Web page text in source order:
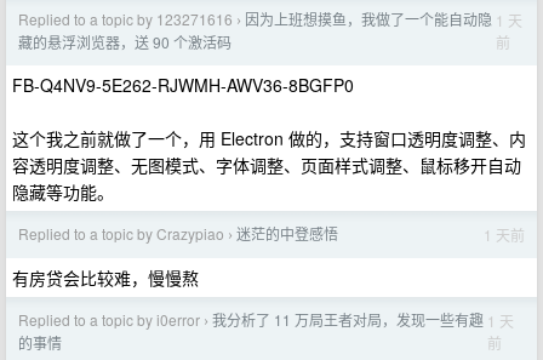
Replied to a topic by 123271616 › 因为上班想摸鱼，我做了一个能自动隐
藏的悬浮浏览器，送 90 个激活码
1 天
前
FB-Q4NV9-5E262-RJWMH-AWV36-8BGFP0
这个我之前就做了一个，用 Electron 做的，支持窗口透明度调整、内
容透明度调整、无图模式、字体调整、页面样式调整、鼠标移开自动
隐藏等功能。
Replied to a topic by Crazypiao › 迷茫的中登感悟 1 天前
有房贷会比较难，慢慢熬
Replied to a topic by i0error › 我分析了 11 万局王者对局，发现一些有趣
的事情
1 天
前